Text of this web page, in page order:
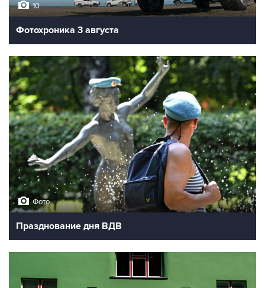
10
Фотохроника 3 августа
Фото
Празднование дня ВДВ